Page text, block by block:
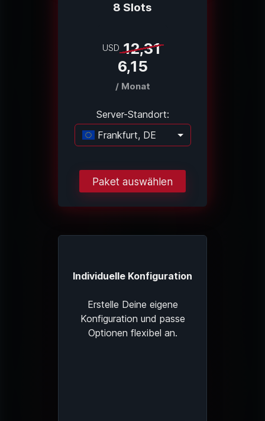
8 Slots
USD 12,31
6,15
/ Monat
Server-Standort:
Frankfurt, DE
Lade...
Paket auswählen
Individuelle Konfiguration
Erstelle Deine eigene
Konfiguration und passe
Optionen flexibel an.